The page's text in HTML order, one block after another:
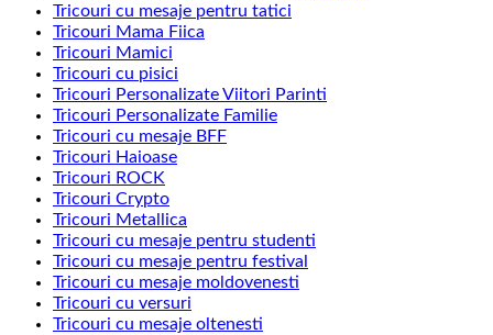
Tricouri cu mesaje pentru tatici
Tricouri Mama Fiica
Tricouri Mamici
Tricouri cu pisici
Tricouri Personalizate Viitori Parinti
Tricouri Personalizate Familie
Tricouri cu mesaje BFF
Tricouri Haioase
Tricouri ROCK
Tricouri Crypto
Tricouri Metallica
Tricouri cu mesaje pentru studenti
Tricouri cu mesaje pentru festival
Tricouri cu mesaje moldovenesti
Tricouri cu versuri
Tricouri cu mesaje oltenesti